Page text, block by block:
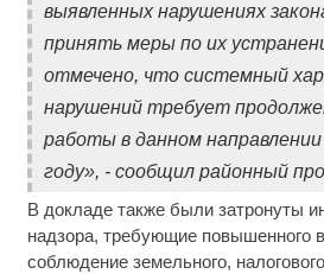
выявленных нарушениях
принять меры по их
отмечено, что системный
нарушений требует
работы в данном
году», - сообщил районный
В докладе также были затронуты
надзора, требующие повышенного
соблюдение земельного,